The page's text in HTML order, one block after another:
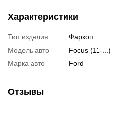
Характеристики
Тип изделия
Фаркоп
Модель авто
Focus (11-...)
Марка авто
Ford
Отзывы